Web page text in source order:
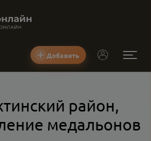
Добавить
район,
медальонов